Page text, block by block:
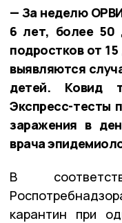
— За неделю
6 лет, более 50
подростков от
выявляются
детей. Ковид
Экспресс-тесты
заражения в
врача
В
карантин при